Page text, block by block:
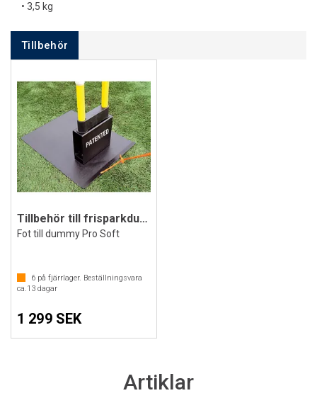
• 3,5 kg
Tillbehör
Tillbehör till frisparkdummy Pro Soft
Fot till dummy Pro Soft
6 på fjärrlager. Beställningsvara
ca.13 dagar
1 299 SEK
Artiklar